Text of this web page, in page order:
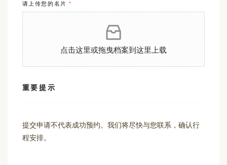
请上传您的名片*
点击这里或拖曳档案到这里上载
重要提示
提交申请不代表成功预约。我们将尽快与您联系，确认行
程安排。